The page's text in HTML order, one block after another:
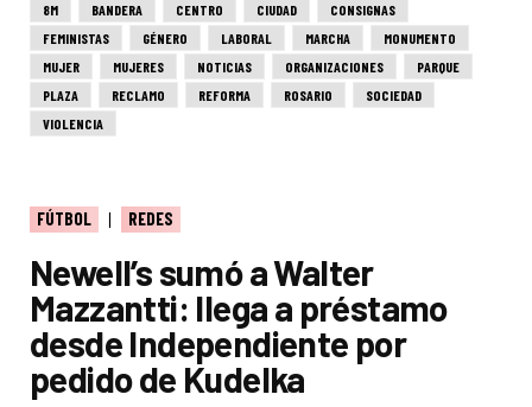
8M BANDERA CENTRO CIUDAD
CONSIGNAS
FEMINISTAS
GÉNERO LABORAL MARCHA
MONUMENTO
MUJER
MUJERES NOTICIAS ORGANIZACIONES
PARQUE
PLAZA
RECLAMO REFORMA ROSARIO
SOCIEDAD
VIOLENCIA